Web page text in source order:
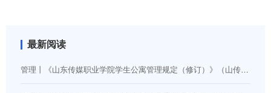
最新阅读